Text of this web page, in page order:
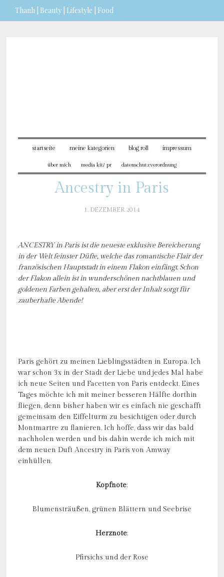
Thanh | Beauty | Lifestyle | Food
startseite meine kategorien blog roll impressum
über mich media kit/ pr datenschutzverordnung
Ancestry in Paris
1. DEZEMBER 2014
ANCESTRY in Paris ist die neueste exklusive Bereicherung
in der Welt feinster Düfte, welche das romantische Flair der
französischen Hauptstadt in einem Flakon einfängt. Schon
der Flakon allein ist in wunderschönen nachtblauen und
goldenen Farben gehalten, aber erst der Inhalt sorgt für
zauberhafte Abende!
Paris gehört zu meinen Lieblingsstädten in Europa. Ich
war schon 3x in der Stadt der Liebe und jedes Mal habe
ich neue Seiten und Facetten von Paris entdeckt. Eines
Tages möchte ich mit meiner besseren Hälfte dorthin
fliegen, denn bisher haben wir es einfach nie geschafft
gemeinsam den Eiffelturm zu besichtigen oder durch
Montmartre zu flanieren. Ich hoffe, dass wir das bald
nachholen werden und bis dahin werde ich mich mit
dem neuen Duft Ancestry in Paris von Amway
einhüllen.
Kopfnote:
Blumensträußen, grünen Blättern und Seebrise
Herznote:
Pfirsichs und der Rose